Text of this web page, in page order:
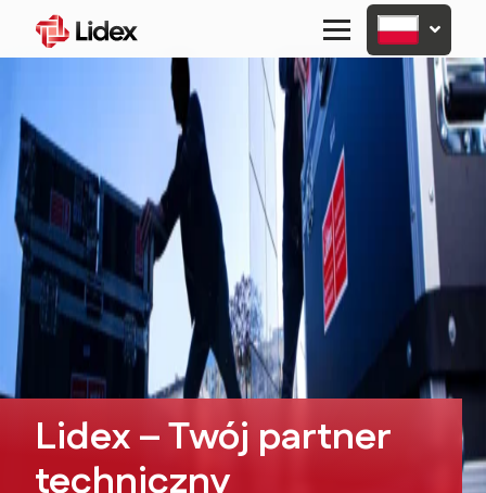
Primary
Menu
Lidex – Twój partner
techniczny